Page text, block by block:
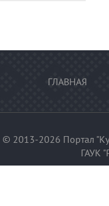
ГЛАВНАЯ
© 2013-2026 Портал
ГАУК